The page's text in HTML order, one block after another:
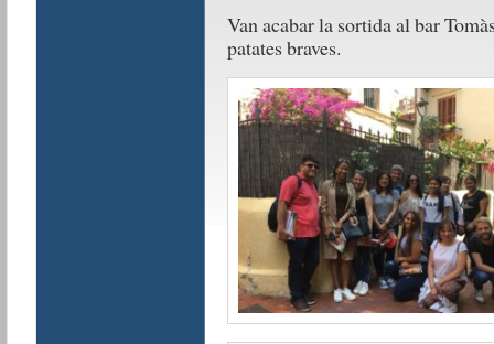
Van acabar la sortida al bar
patates braves.